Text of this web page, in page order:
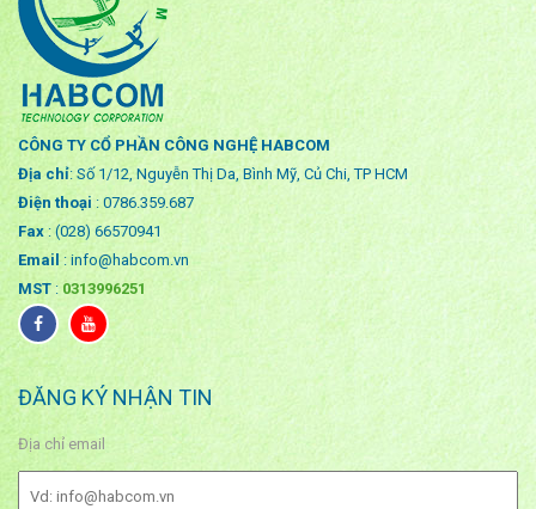
CÔNG TY CỔ PHẦN CÔNG NGHỆ HABCOM
Địa chỉ: Số 1/12, Nguyễn Thị Da, Bình Mỹ, Củ Chi, TP HCM
Điện thoại : 0786.359.687
Fax: (028) 66570941
Email : info@habcom.vn
MST : 0313996251
ĐĂNG KÝ NHẬN TIN
Địa chỉ email